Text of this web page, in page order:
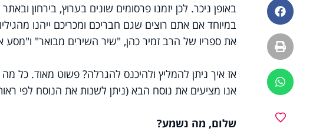
פייסבוק
הדפסה
ווטסאפ
באופן ניכר. לכן יזמנו פרסומים שונים בערוץ, בירחון
במיוחד אם אתם רוצים שגם חבריכם ומכריכם ייהנו
את ספריו של הרב זמיר כהן, "שיר השירים מבואר"
אז איך ניתן להמליץ ולהיכנס להגרלה? פשוט מאוד. כל
אנו מציעים את נוסח הבא (ניתן לשנות את הנוסח לפי
שלום, מה נשמע?